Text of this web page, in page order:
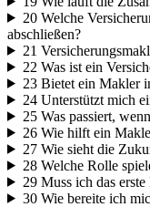
20Welche
abschließen?
21
22 Was ist ein
23Bietet ein Makler
24Unterstützt mich
25Was passiert,
26Wie hilft ein
27Wie sieht die
28Welche Rolle
29Muss ich das erste
30Wie bereite ich